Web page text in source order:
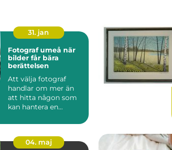
31. jan
Fotograf umeå när
bilder får bära
berättelsen
Att välja fotograf
handlar om mer än
att hitta någon som
kan hantera en
handlar de...
04. maj